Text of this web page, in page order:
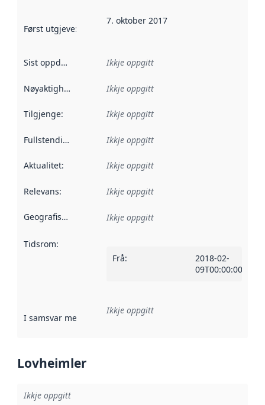
Først utgjeve:
7. oktober 2017
Sist oppdatert Ikkje oppgitt
Nøyaktigheit Ikkje oppgitt
Tilgjenge: Ikkje oppgitt
Fullstendigheit Ikkje oppgitt
Aktualitet: Ikkje oppgitt
Relevans: Ikkje oppgitt
Geografisk område Ikkje oppgitt
Tidsrom:
Frå:
2018-02-
09T00:00:00Z
I samsvar med Referanse til ei implementeringsregel eller
Ikkje oppgitt
Lovheimler
Ikkje oppgitt